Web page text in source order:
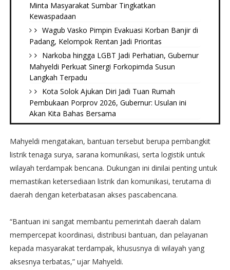
Minta Masyarakat Sumbar Tingkatkan
Kewaspadaan
Wagub Vasko Pimpin Evakuasi Korban Banjir di
Padang, Kelompok Rentan Jadi Prioritas
Narkoba hingga LGBT Jadi Perhatian, Gubernur
Mahyeldi Perkuat Sinergi Forkopimda Susun
Langkah Terpadu
Kota Solok Ajukan Diri Jadi Tuan Rumah
Pembukaan Porprov 2026, Gubernur: Usulan ini
Akan Kita Bahas Bersama
Mahyeldi mengatakan, bantuan tersebut berupa pembangkit
listrik tenaga surya, sarana komunikasi, serta logistik untuk
wilayah terdampak bencana. Dukungan ini dinilai penting untuk
memastikan ketersediaan listrik dan komunikasi, terutama di
daerah dengan keterbatasan akses pascabencana.
“Bantuan ini sangat membantu pemerintah daerah dalam
mempercepat koordinasi, distribusi bantuan, dan pelayanan
kepada masyarakat terdampak, khususnya di wilayah yang
aksesnya terbatas,” ujar Mahyeldi.